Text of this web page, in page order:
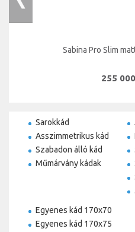
Sabina Pro Slim
255
Sarokkád
Asszimmetrikus kád
Szabadon álló kád
Műmárvány kádak
Egyenes kád 170x70
Egyenes kád 170x75